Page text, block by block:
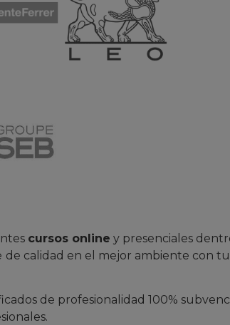
cursos online y presenciales
de calidad en el mejor ambiente con
de profesionalidad 100%